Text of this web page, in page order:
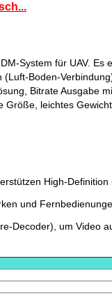
System für UAV.
Boden-
Bitrate Ausgabe
leichtes
High-
und
Decoder), um Video